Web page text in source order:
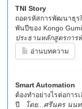
TNI Story
ถอดรหัสการพัฒนาธุร
พันปีของ Kongo
ประธานหลักสูตรกา
อ่านบทความ
Smart Automation
ต้องทำอย่างไรต่อการ
ปี
โดย...ศรีนคร นน